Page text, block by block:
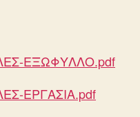
ΕΞΩΦΥΛΛΟ.pdf
ΕΡΓΑΣΙΑ.pdf